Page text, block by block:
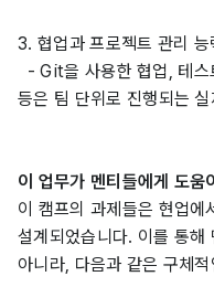
3. 협업과 프로젝트 관리 능
- Git을 사용한 협업, 테스
등은 팀 단위로 진행되는
이 업무가 멘티들에게 도움
이 캠프의 과제들은 현업에
설계되었습니다. 이를 통해
아니라, 다음과 같은 구체